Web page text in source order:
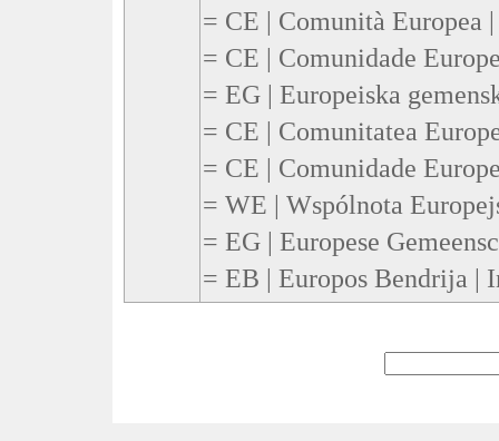
= CE | Comunità Europea
= CE | Comunidade
= EG | Europeiska
= CE | Comunitatea
= CE | Comunidade
= WE | Wspólnota
= EG | Europese
= EB | Europos Bendrija |